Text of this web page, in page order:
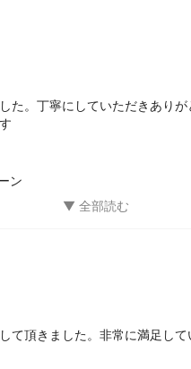
た。丁寧にしていただきあり
ン
て頂きました。非常に満足して